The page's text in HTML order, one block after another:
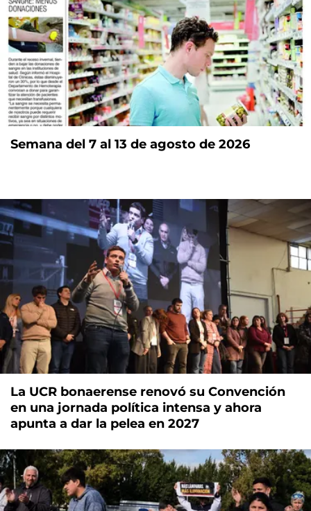
Semana del 7 al 13 de agosto de 2026
La UCR bonaerense renovó su Convención
en una jornada política intensa y ahora
apunta a dar la pelea en 2027